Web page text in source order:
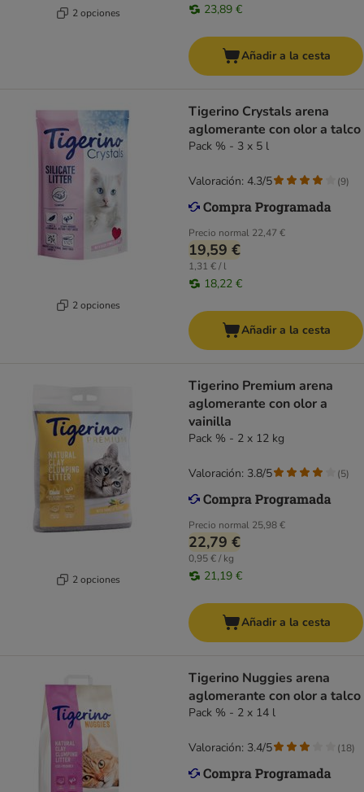
2 opciones 23,89 €
Añadir a la cesta
2 opciones
Tigerino Crystals arena
aglomerante con olor a talco
Pack % - 3 x 5 l
Precio normal 22,47 €
19,59 €
1,31 € / l
18,22 €
Valoración: 4.3/5 (9)
Añadir a la cesta
2 opciones
Tigerino Premium arena
aglomerante con olor a
vainilla
Pack % - 2 x 12 kg
Precio normal 25,98 €
22,79 €
0,95 € / kg
21,19 €
Valoración: 3.8/5 (5)
Añadir a la cesta
Tigerino Nuggies arena
aglomerante con olor a talco
Pack % - 2 x 14 l
Valoración: 3.4/5 (18)